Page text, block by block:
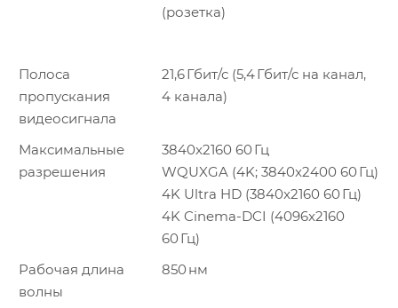
(розетка)
Полоса
пропускания
видеосигнала
21,6 Гбит/с (5,4 Гбит/с на канал,
4 канала)
Максимальные
разрешения
3840x2160 60 Гц
WQUXGA (4K; 3840x2400 60 Гц)
4K Ultra HD (3840x2160 60 Гц)
4K Cinema-DCI (4096x2160
60 Гц)
Рабочая длина
волны
850 нм